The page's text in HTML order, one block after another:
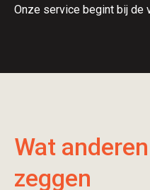
Onze service begint bij de
Wat
zeggen